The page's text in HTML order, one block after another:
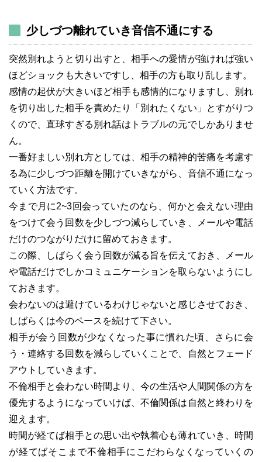
少しづつ離れていき音信不通にする
突然別れようと切り出すと、相手への愛情が強ければ強い
ほどショックも大きいですし、相手の方も取り乱します。
感情の起伏が大きいほど相手も感情的になりますし、別れ
を切り出した相手を責めたり「別れたくない」とすがりつ
くので、直球すぎる別れ話はトラブルの元でしかありませ
ん。
一番好ましい別れ方としては、相手の精神的苦痛を考慮す
る為に少しづつ距離を開けていきながら、音信不通になっ
ていく方法です。
今まで月に2~3回会っていたのなら、何かと会えない理由
をつけて会う回数を少しづつ減らしていき、メールや電話
だけのつながりだけに留めておきます。
この際、しばらく会う回数が減る旨を伝えておき、メール
や電話だけでしかコミュニケーションを取らないようにし
ておきます。
会わないのは避けているわけじゃないと感じさせておき、
しばらくは今のペースを続けて下さい。
相手が会う回数が少なくなった事に慣れた頃、さらに会
う・連絡する回数を減らしていくことで、自然とフェード
アウトしていきます。
不倫相手と会わない時間より、今の生活や人間関係の方を
優先するようになっていけば、不倫関係は自然と終わりを
迎えます。
時間が経てば相手との思い出や執着心も薄れていき、時間
が経てばそこまで不倫相手にこだわらなくなっていくの